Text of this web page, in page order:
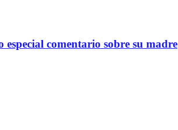
comentario sobre su madre